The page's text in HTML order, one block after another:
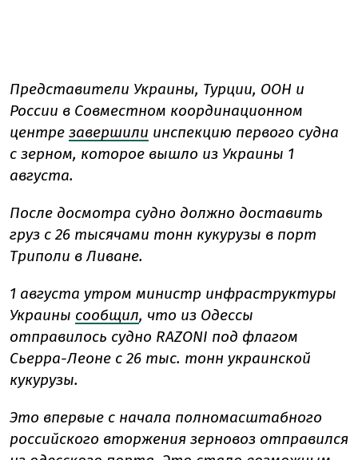
Представители Украины, Турции, ООН и
России в Совместном координационном
центре завершили инспекцию первого судна
с зерном, которое вышло из Украины 1
августа.
После досмотра судно должно доставить
груз с 26 тысячами тонн кукурузы в порт
Триполи в Ливане.
1 августа утром министр инфраструктуры
Украины сообщил, что из Одессы
отправилось судно RAZONI под флагом
Сьерра-Леоне с 26 тыс. тонн украинской
кукурузы.
Это впервые с начала полномасштабного
российского вторжения зерновоз отправился